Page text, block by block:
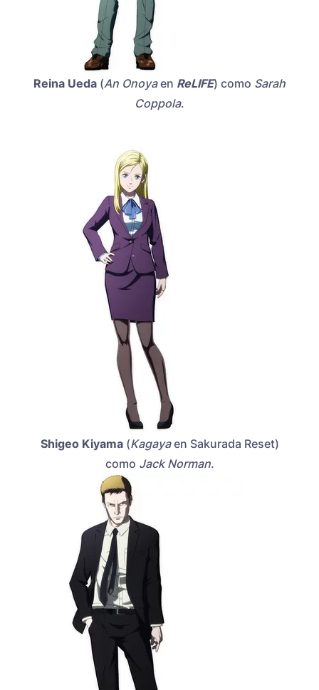
Reina Ueda (An Onoyaen ReLIFE) como Sarah
Coppola.
Shigeo Kiyama (Kagayaen Sakurada Reset)
como Jack Norman.